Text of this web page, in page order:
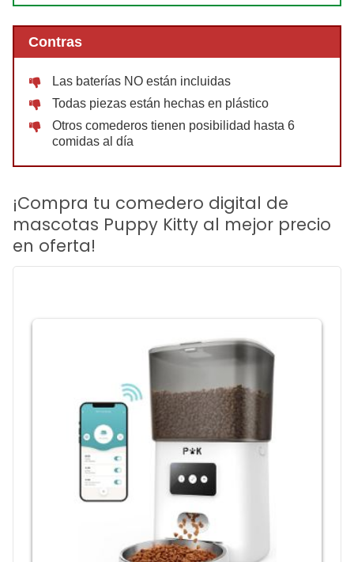
Contras
Las baterías NO están incluidas
Todas piezas están hechas en plástico
Otros comederos tienen posibilidad hasta 6
comidas al día
¡Compra tu comedero digital de
mascotas Puppy Kitty al mejor precio
en oferta!